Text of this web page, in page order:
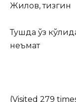
Жилов, тизгин
Тушда ўз
неъмат
(Visited 279